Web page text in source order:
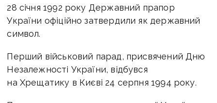
28 січня 1992 року Державний прапор
України офіційно затвердили як державний
символ.
Перший військовий парад, присвячений Дню
Незалежності України, відбувся
на Хрещатику в Києві 24 серпня 1994 року.